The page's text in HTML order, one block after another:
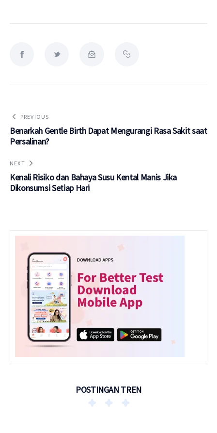
PREVIOUS
Benarkah Gentle Birth Dapat Mengurangi Rasa Sakit saat
Persalinan?
NEXT
Kenali Risiko dan Bahaya Susu Kental Manis Jika
Dikonsumsi Setiap Hari
POSTINGAN TREN